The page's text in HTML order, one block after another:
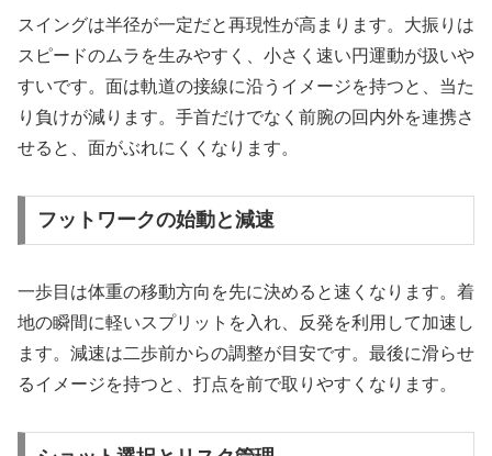
スイングは半径が一定だと再現性が高まります。大振りは
スピードのムラを生みやすく、小さく速い円運動が扱いや
すいです。面は軌道の接線に沿うイメージを持つと、当た
り負けが減ります。手首だけでなく前腕の回内外を連携さ
せると、面がぶれにくくなります。
フットワークの始動と減速
一歩目は体重の移動方向を先に決めると速くなります。着
地の瞬間に軽いスプリットを入れ、反発を利用して加速し
ます。減速は二歩前からの調整が目安です。最後に滑らせ
るイメージを持つと、打点を前で取りやすくなります。